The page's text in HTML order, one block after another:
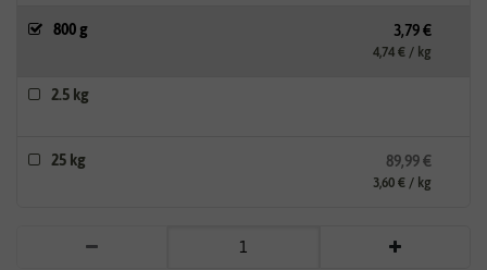
800 g 3,79 €
4,74 € / kg
2.5 kg
25 kg 89,99 €
3,60 € / kg